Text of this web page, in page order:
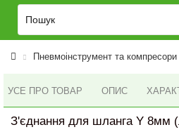
Пневмоінструмент та компресори
УСЕ ПРО ТОВАР ОПИС
З'єднання для шланга Y 8мм